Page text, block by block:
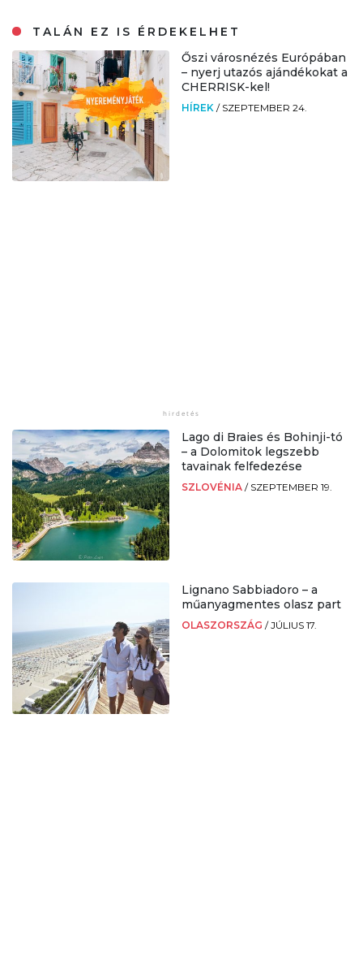
TALÁN EZ IS ÉRDEKELHET
Őszi városnézés Európában
– nyerj utazós ajándékokat a
CHERRISK-kel!
HÍREK / SZEPTEMBER 24.
Lago di Braies és Bohinji-tó
– a Dolomitok legszebb
tavainak felfedezése
SZLOVÉNIA / SZEPTEMBER 19.
Lignano Sabbiadoro – a
műanyagmentes olasz part
OLASZORSZÁG /JÚLIUS 17.